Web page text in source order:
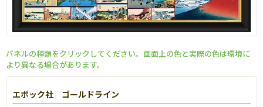
パネルの種類をクリックしてください。画面上の色と実際の色は環境に
より異なる場合があります。
エポック社 ゴールドライン